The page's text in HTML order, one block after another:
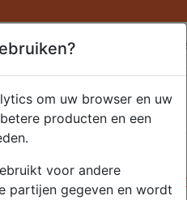
Diversen
Vlees - Wild & Frans
om uw browser en uw
producten en een
voor andere
partijen gegeven en wordt